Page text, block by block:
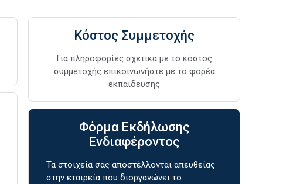
Κόστος Συμμετοχής
Για πληροφορίες σχετικά με το κόστος
συμμετοχής επικοινωνήστε με το φορέα
εκπαίδευσης
Φόρμα Εκδήλωσης
Ενδιαφέροντος
Τα στοιχεία σας αποστέλλονται απευθείας
στην εταιρεία που διοργανώνει το